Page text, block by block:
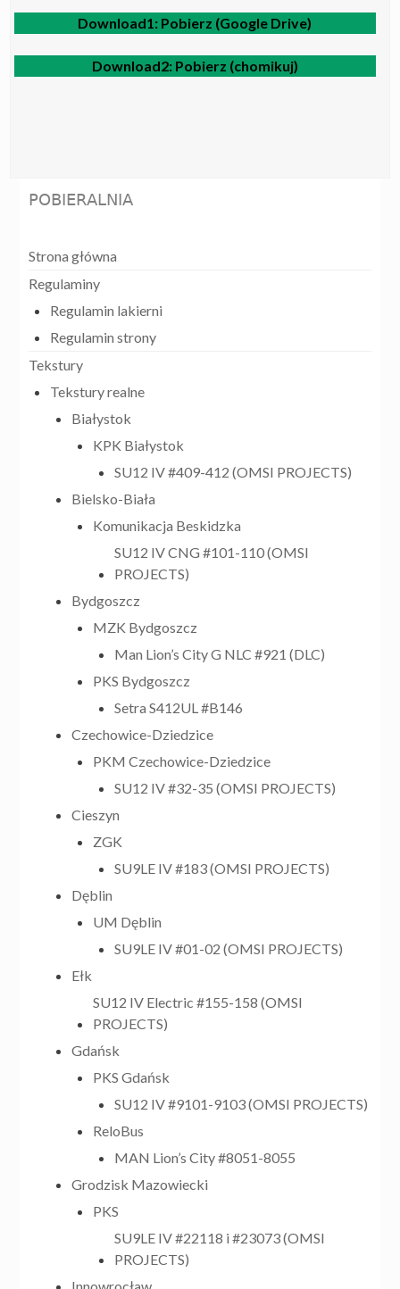
Download1: Pobierz (Google Drive)
Download2: Pobierz (chomikuj)
POBIERALNIA
Strona główna
Regulaminy
Regulamin lakierni
Regulamin strony
Tekstury
Tekstury realne
Białystok
KPK Białystok
SU12 IV #409-412 (OMSI PROJECTS)
Bielsko-Biała
Komunikacja Beskidzka
SU12 IV CNG #101-110 (OMSI
PROJECTS)
Bydgoszcz
MZK Bydgoszcz
Man Lion’s City G NLC #921 (DLC)
PKS Bydgoszcz
Setra S412UL #B146
Czechowice-Dziedzice
PKM Czechowice-Dziedzice
SU12 IV #32-35 (OMSI PROJECTS)
Cieszyn
ZGK
SU9LE IV #183 (OMSI PROJECTS)
Dęblin
UM Dęblin
SU9LE IV #01-02 (OMSI PROJECTS)
Ełk
SU12 IV Electric #155-158 (OMSI
PROJECTS)
Gdańsk
PKS Gdańsk
SU12 IV #9101-9103 (OMSI PROJECTS)
ReloBus
MAN Lion’s City #8051-8055
Grodzisk Mazowiecki
PKS
SU9LE IV #22118 i #23073 (OMSI
PROJECTS)